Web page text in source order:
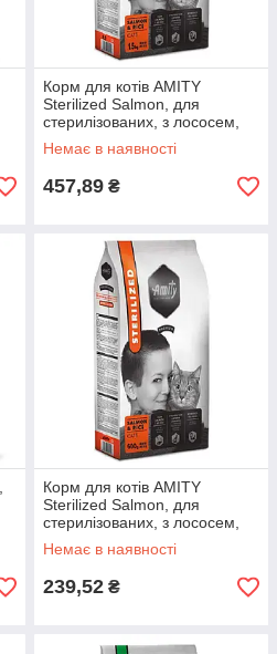
Корм для котів AMITY
Sterilized Salmon, для
стерилізованих, з лососем,
1.5KG
Немає в наявності
457,89 ₴
Корм для котів AMITY
Sterilized Salmon, для
стерилізованих, з лососем,
600g
Немає в наявності
239,52 ₴